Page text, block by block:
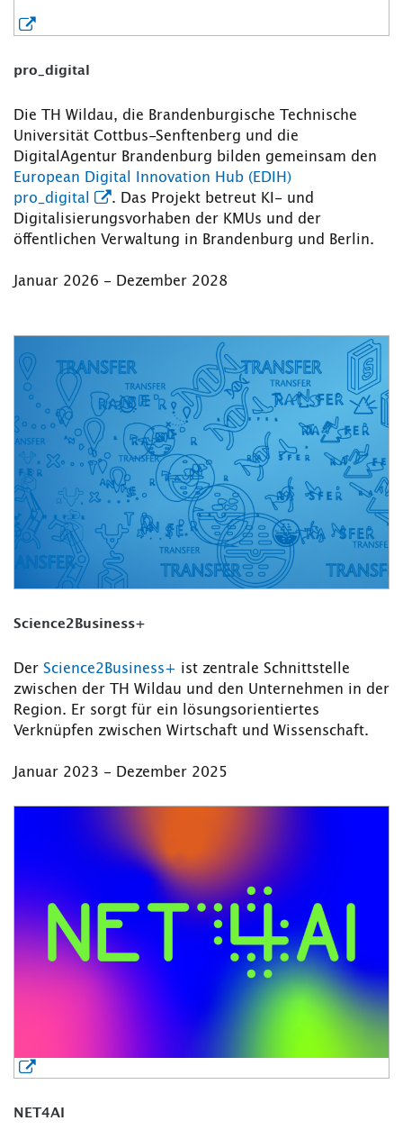
pro_digital
Die TH Wildau, die Brandenburgische Technische
Universität Cottbus-Senftenberg und die
DigitalAgentur Brandenburg bilden gemeinsam den
European Digital Innovation Hub (EDIH)
pro_digital
. Das Projekt betreut KI- und
Digitalisierungsvorhaben der KMUs und der
öffentlichen Verwaltung in Brandenburg und Berlin.
Januar 2026 - Dezember 2028
Science2Business+
Der Science2Business+ ist zentrale Schnittstelle
zwischen der TH Wildau und den Unternehmen in der
Region. Er sorgt für ein lösungsorientiertes
Verknüpfen zwischen Wirtschaft und Wissenschaft.
Januar 2023 - Dezember 2025
NET4AI